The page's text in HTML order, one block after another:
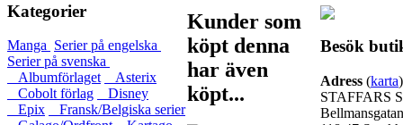
Kategorier
Manga Serier på engelska
Serier på svenska
Albumförlaget
Asterix
Cobolt förlag
Disney
Epix
Fransk/Belgiska serier
Kunder som
köpt denna
har även
köpt...
Besök
Adress (karta)
STAFFARS